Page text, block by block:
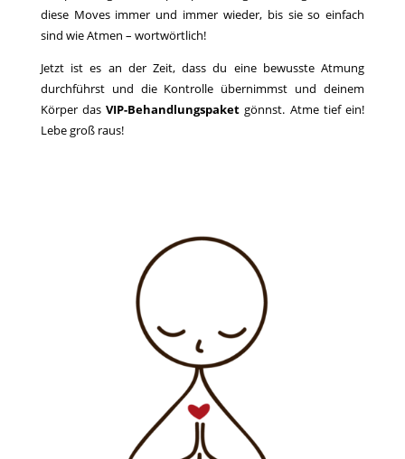
diese Moves immer und immer wieder, bis sie so einfach
sind wie Atmen – wortwörtlich!
Jetzt ist es an der Zeit, dass du eine bewusste Atmung
durchführst und die Kontrolle übernimmst und deinem
Körper dasVIP-Behandlungspaket gönnst. Atme tief ein!
Lebe groß raus!